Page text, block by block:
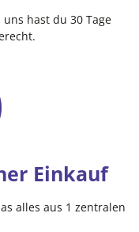
hast du 30 Tage
Einkauf
alles aus 1 zentralen